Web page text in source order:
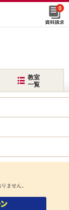
0
教室
一覧
ません。